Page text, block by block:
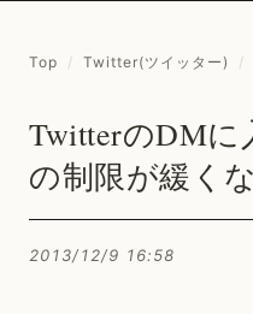
Top / Twitter(ツイッター) /
TwitterのDM
の制限が緩く
2013/12/9 16:58